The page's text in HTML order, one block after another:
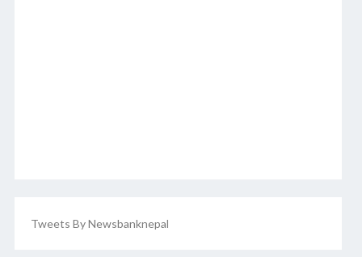
Tweets By Newsbanknepal